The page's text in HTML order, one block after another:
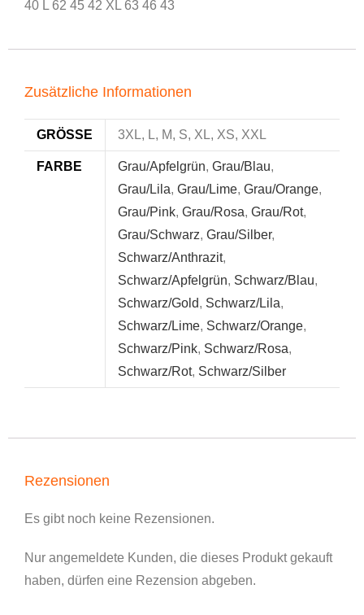
40 L 62 45 42 XL 63 46 43
Zusätzliche Informationen
GRÖSSE 3XL, L, M, S, XL, XS, XXL
FARBE Grau/Apfelgrün, Grau/Blau,
Grau/Lila, Grau/Lime, Grau/Orange,
Grau/Pink, Grau/Rosa, Grau/Rot,
Grau/Schwarz, Grau/Silber,
Schwarz/Anthrazit,
Schwarz/Apfelgrün, Schwarz/Blau,
Schwarz/Gold, Schwarz/Lila,
Schwarz/Lime, Schwarz/Orange,
Schwarz/Pink, Schwarz/Rosa,
Schwarz/Rot, Schwarz/Silber
Rezensionen
Es gibt noch keine Rezensionen.
Nur angemeldete Kunden, die dieses Produkt gekauft
haben, dürfen eine Rezension abgeben.